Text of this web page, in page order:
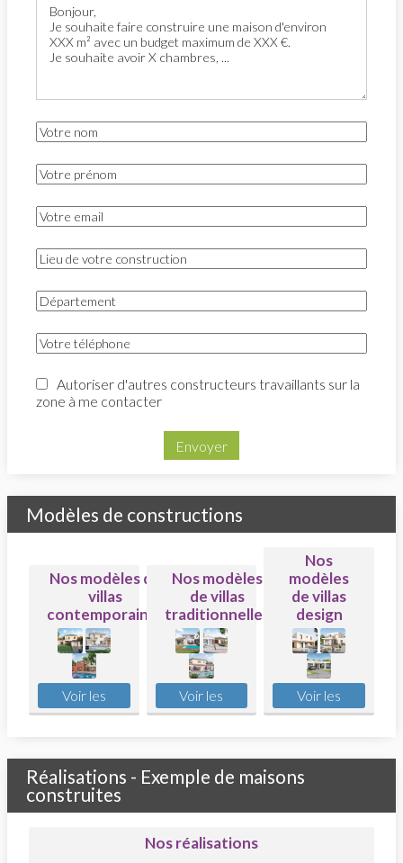
Autoriser d'autres constructeurs travaillants sur la
zone à me contacter
Envoyer
Modèles de constructions
Nos modèles de
villas
contemporaines
Nos modèles
de villas
traditionnelles
Nos
modèles
de villas
design
Réalisations - Exemple de maisons
construites
Nos réalisations